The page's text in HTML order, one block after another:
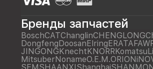
Бренды запчастей
BoschCATChanglinCHENGLONG
DongfengDoosanElringERATAFAW
JINGONGKnechtKNORRKomatsu
MitsuberNonameO.E.M.